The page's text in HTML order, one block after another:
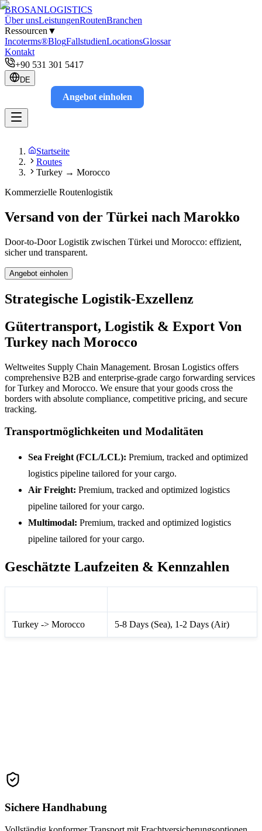
BROSANLOGISTICS
Über unsLeistungenRoutenBranchen
Ressourcen ▼
Incoterms®BlogFallstudienLocationsGlossar
Kontakt
+90 531 301 5417
DE
Angebot einholen
Startseite
Routes
Turkey → Morocco
Kommerzielle Routenlogistik
Versand von der Türkei nach Marokko
Door-to-Door Logistik zwischen Türkei und Morocco: effizient,
sicher und transparent.
Angebot einholen
Strategische Logistik-Exzellenz
Gütertransport, Logistik & Export Von
Turkey nach Morocco
Weltweites Supply Chain Management. Brosan Logistics offers
comprehensive B2B and enterprise-grade cargo forwarding services
for Turkey and Morocco. We ensure that your goods cross the
borders with absolute compliance, competitive pricing, and secure
tracking.
Transportmöglichkeiten und Modalitäten
Sea Freight (FCL/LCL): Premium, tracked and optimized
logistics pipeline tailored for your cargo.
Air Freight: Premium, tracked and optimized logistics
pipeline tailored for your cargo.
Multimodal: Premium, tracked and optimized logistics
pipeline tailored for your cargo.
Geschätzte Laufzeiten & Kennzahlen
Turkey -> Morocco 5-8 Days (Sea), 1-2 Days (Air)
Sichere Handhabung